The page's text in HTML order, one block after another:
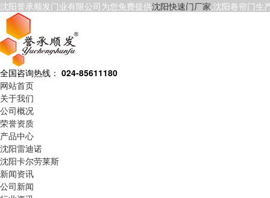
沈阳誉承顺发门业有限公司为您免费提供沈阳快速门厂家,沈阳卷帘门生
全国咨询热线： 024-85611180
网站首页
关于我们
公司概况
荣誉资质
产品中心
沈阳雷迪诺
沈阳卡尔劳莱斯
新闻资讯
公司新闻